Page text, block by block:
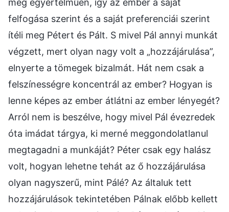
felfogása szerint és a saját preferenciái szerint
ítéli meg Pétert és Pált. S mivel Pál annyi munkát
végzett, mert olyan nagy volt a „hozzájárulása”,
elnyerte a tömegek bizalmát. Hát nem csak a
felszínességre koncentrál az ember? Hogyan is
lenne képes az ember átlátni az ember lényegét?
Arról nem is beszélve, hogy mivel Pál évezredek
óta imádat tárgya, ki merné meggondolatlanul
megtagadni a munkáját? Péter csak egy halász
volt, hogyan lehetne tehát az ő hozzájárulása
olyan nagyszerű, mint Pálé? Az általuk tett
hozzájárulások tekintetében Pálnak előbb kellett